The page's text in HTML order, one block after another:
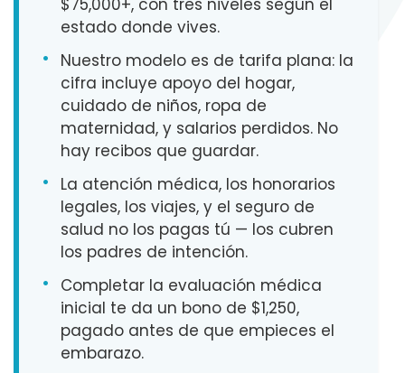
$75,000+, con tres niveles según el
estado donde vives.
•
Nuestro modelo es de tarifa plana: la
cifra incluye apoyo del hogar,
cuidado de niños, ropa de
maternidad, y salarios perdidos. No
hay recibos que guardar.
•
La atención médica, los honorarios
legales, los viajes, y el seguro de
salud no los pagas tú — los cubren
los padres de intención.
•
Completar la evaluación médica
inicial te da un bono de $1,250,
pagado antes de que empieces el
embarazo.